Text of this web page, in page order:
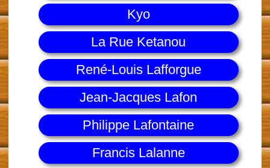
Kyo
La Rue Ketanou
René-Louis Lafforgue
Jean-Jacques Lafon
Philippe Lafontaine
Francis Lalanne